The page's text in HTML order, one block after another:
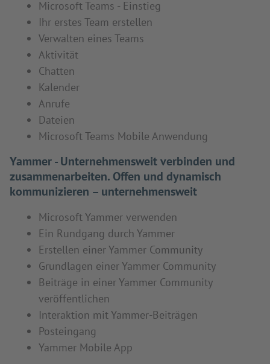
Microsoft Teams - Einstieg
Ihr erstes Team erstellen
Verwalten eines Teams
Aktivität
Chatten
Kalender
Anrufe
Dateien
Microsoft Teams Mobile Anwendung
Yammer - Unternehmensweit verbinden und
zusammenarbeiten. Offen und dynamisch
kommunizieren – unternehmensweit
Microsoft Yammer verwenden
Ein Rundgang durch Yammer
Erstellen einer Yammer Community
Grundlagen einer Yammer Community
Beiträge in einer Yammer Community
veröffentlichen
Interaktion mit Yammer-Beiträgen
Posteingang
Yammer Mobile App